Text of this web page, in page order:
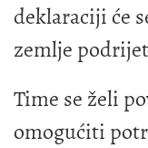
deklaraciji će
zemlje
Time se želi
omogućiti